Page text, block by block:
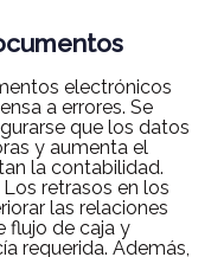
electrónicos
a errores. Se
que los datos
y aumenta el
la contabilidad.
Los retrasos en los
las relaciones
flujo de caja y
requerida. Además,